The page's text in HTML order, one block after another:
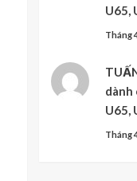
U65,
Tháng
dành
U65,
Tháng